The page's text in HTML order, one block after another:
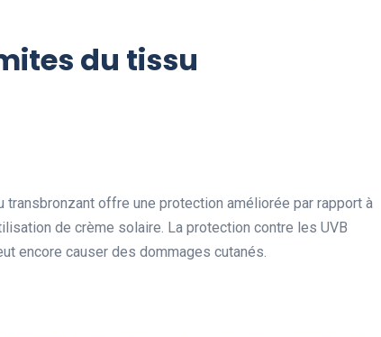
du tissu
offre une protection améliorée par rapport à
de crème solaire. La protection contre les UVB
encore causer des dommages cutanés.